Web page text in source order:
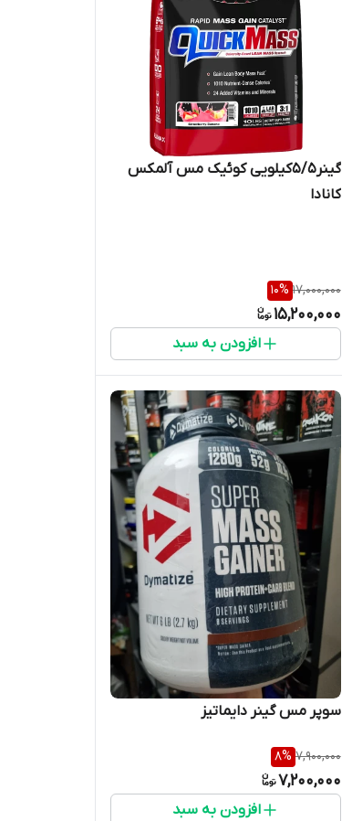
گینر۵/۵کیلویی کوئیک مس آلمکس
کانادا
17,000,000
10%
15,200,000
افزودن به سبد
سوپر مس گینر دایماتیز
7,900,000
8%
7,200,000
افزودن به سبد